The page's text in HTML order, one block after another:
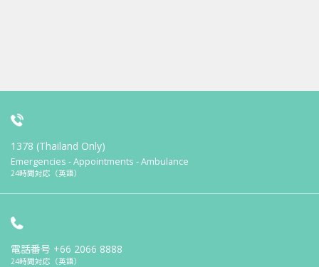
1378 (Thailand Only)
Emergencies - Appointments - Ambulance
24時間対応（英語）
電話番号 +66 2066 8888
24時間対応（英語）